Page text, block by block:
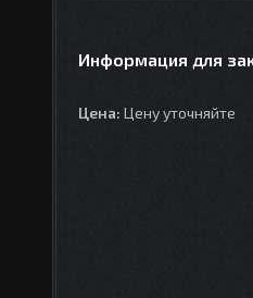
Информация для
Цена: Цену уточняйте